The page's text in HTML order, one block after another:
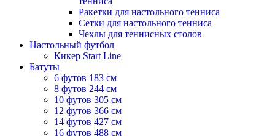
Ракетки для настольного тенниса
Сетки для настольного тенниса
Чехлы для теннисных столов
Настольный футбол
Кикер Start Line
Батуты
6 футов 183 см
8 футов 244 см
10 футов 305 см
12 футов 366 см
14 футов 427 см
16 футов 488 см